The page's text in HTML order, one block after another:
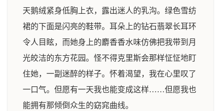
天鹅绒紧身低胸上衣，露出迷人的乳沟。绿色雪纺
裙的下面是闪亮的鞋带。耳朵上的钻石翡翠长耳环
令人目眩，而她身上的麝香香水味仿佛把我带到月
光皎洁的东方花园。怪不得克里斯会那样怔怔地盯
住她，一副迷醉的样子。怀着渴望，我在心里叹了
一口气。但愿有一天我也能变成这样……但愿我也
能拥有那倾倒众生的窈窕曲线。